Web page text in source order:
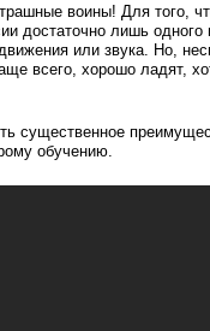
воины! Для того,
достаточно лишь одного
или звука. Но,
всего, хорошо ладят,
существенное
обучению.